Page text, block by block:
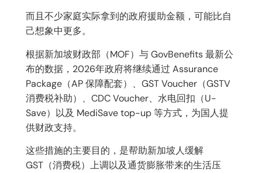
而且不少家庭实际拿到的政府援助金额，可能比自
己想象中更多。
根据新加坡财政部（MOF）与 GovBenefits 最新公
布的数据，2026年政府将继续通过 Assurance
Package（AP 保障配套）、GST Voucher（GSTV
消费税补助）、CDC Voucher、水电回扣（U-
Save）以及 MediSave top-up 等方式，为国人提
供财政支持。
这些措施的主要目的，是帮助新加坡人缓解
GST（消费税）上调以及通货膨胀带来的生活压